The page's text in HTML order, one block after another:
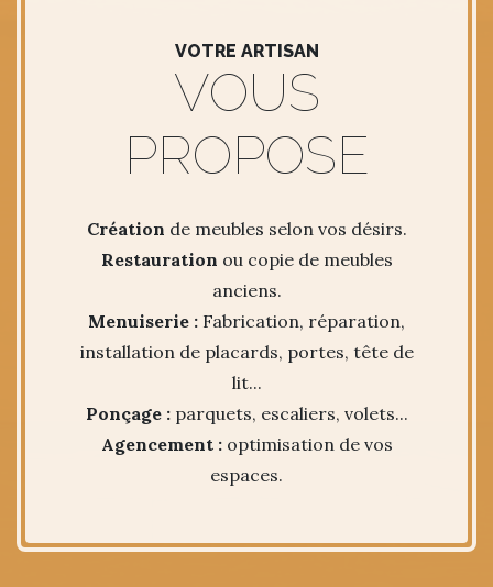
VOTRE ARTISAN
VOUS
PROPOSE
Création de meubles selon vos désirs.
Restauration ou copie de meubles
anciens.
Menuiserie : Fabrication, réparation,
installation de placards, portes, tête de
lit...
Ponçage :parquets, escaliers, volets...
Agencement :optimisation de vos
espaces.